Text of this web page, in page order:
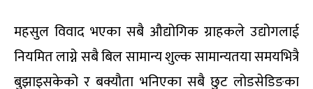
महसुल विवाद भएका सबै औद्योगिक ग्राहकले उद्योगलाई
नियमित लाग्ने सबै बिल सामान्य शुल्क सामान्यतया समयभित्रै
बुझाइसकेको र बक्यौता भनिएका सबै छुट लोडसेडिङका